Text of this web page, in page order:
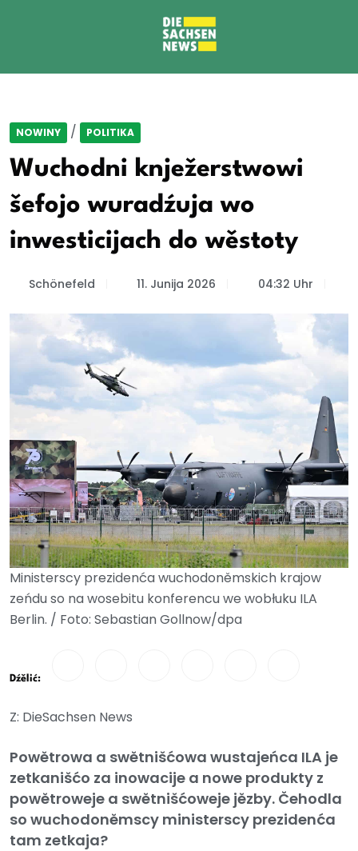
NOWINY / POLITIKA
Wuchodni knježerstwowi
šefojo wuradźuja wo
inwesticijach do wěstoty
Schönefeld 11. Junija 2026 04:32 Uhr
Ministerscy prezidenća wuchodoněmskich krajow
zeńdu so na wosebitu konferencu we wobłuku ILA
Berlin. / Foto: Sebastian Gollnow/dpa
Dźělić:
Z: DieSachsen News
Powětrowa a swětnišćowa wustajeńca ILA je
zetkanišćo za inowacije a nowe produkty z
powětroweje a swětnišćoweje jězby. Čehodla
so wuchodoněmscy ministerscy prezidenća
tam zetkaja?